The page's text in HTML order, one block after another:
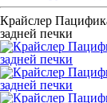
Крайслер
задней печки